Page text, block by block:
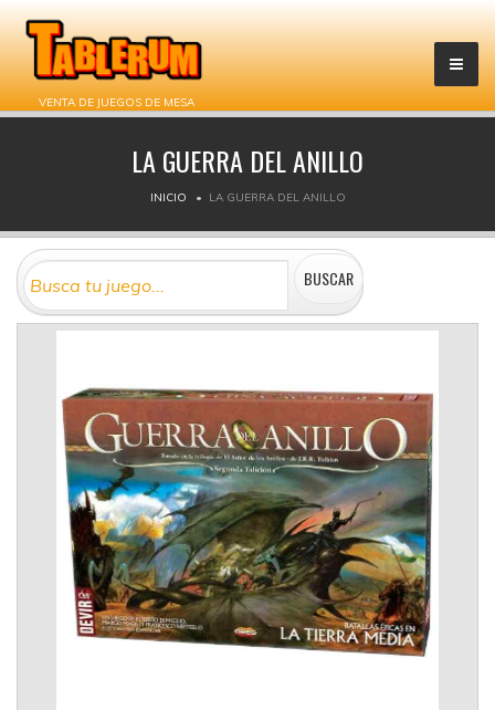
VENTA DE JUEGOS DE MESA
LA GUERRA DEL ANILLO
INICIO LA GUERRA DEL ANILLO